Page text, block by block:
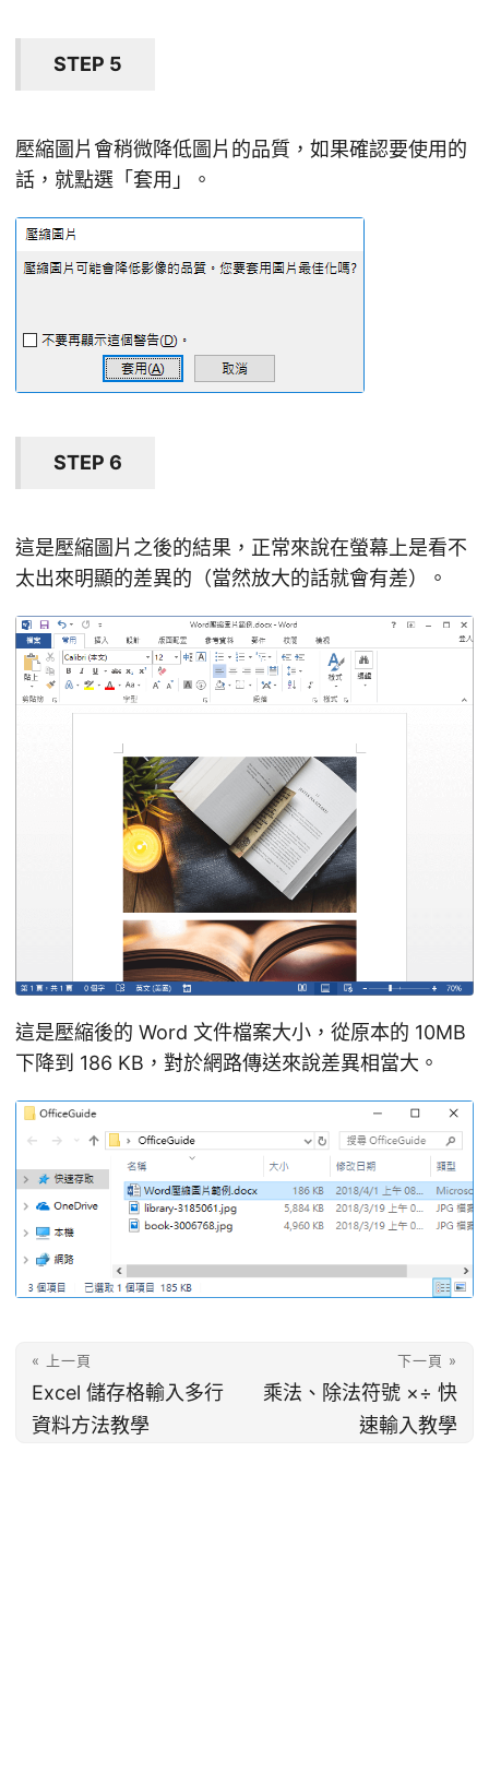
STEP 5
壓縮圖片會稍微降低圖片的品質，如果確認要使用的
話，就點選「套用」。
STEP 6
這是壓縮圖片之後的結果，正常來說在螢幕上是看不
太出來明顯的差異的（當然放大的話就會有差）。
這是壓縮後的 Word 文件檔案大小，從原本的 10MB
下降到 186 KB，對於網路傳送來說差異相當大。
« 上一頁
Excel 儲存格輸入多行
資料方法教學
下一頁 »
乘法、除法符號 ×÷ 快
速輸入教學